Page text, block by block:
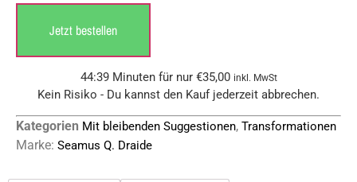
Jetzt bestellen
44:39 Minuten für nur €35,00 inkl. MwSt
Kein Risiko - Du kannst den Kauf jederzeit abbrechen.
Kategorien Mit bleibenden Suggestionen, Transformationen
Marke: Seamus Q. Draide